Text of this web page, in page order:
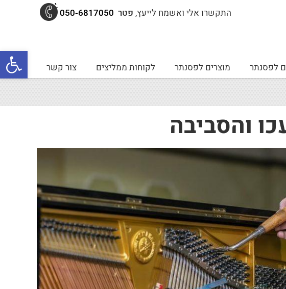
התקשרו אלי ואשמח לייעץ, פטר
לפסנתר מוצרים לפסנתר לקוחות ממליצים
צור קשר
והסביבה
פתח סרגל